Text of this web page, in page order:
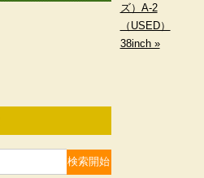
ズ）A-2
（USED）
38inch »